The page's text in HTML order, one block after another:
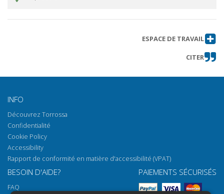
ESPACE DE TRAVAIL
CITER
INFO
Découvrez Torrossa
Confidentialité
Cookie Policy
Accessibility
Rapport de conformité en matière d'accessibilité (VPAT)
BESOIN D'AIDE?
FAQ
PAIEMENTS SÉCURISÉS